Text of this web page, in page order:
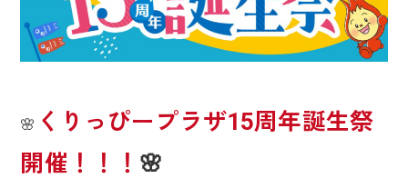
🌸 くりっぴープラザ15周年誕生祭
開催！！！ 🌸